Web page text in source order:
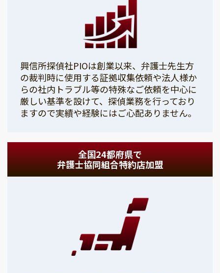
興信所探偵社PIOは創業以来、弁護士先生方
の裁判時に使用する証拠収集依頼や法人様か
らの社内トラブル等の特殊なご依頼を中心に
厳しい基準を設けて、探偵業務を行っており
ますので実績や経験にはご心配ありません。
全国24都府県で
弁護士協同組合特約店加盟